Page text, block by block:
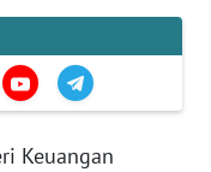
Keuangan